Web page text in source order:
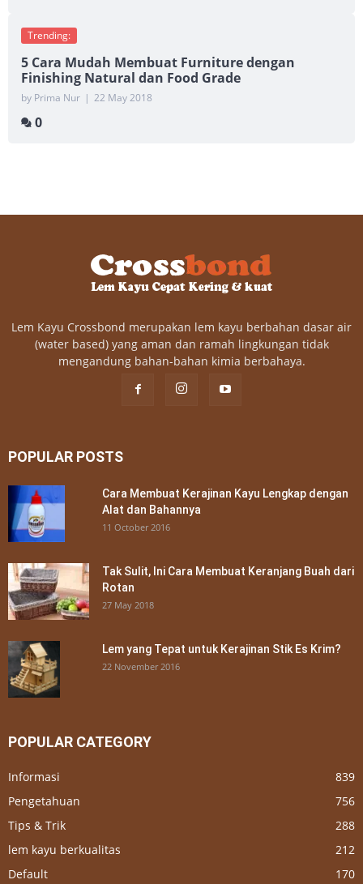
Trending:
5 Cara Mudah Membuat Furniture dengan
Finishing Natural dan Food Grade
by Prima Nur | 22 May 2018
0
Lem Kayu Crossbond merupakan lem kayu berbahan dasar air
(water based) yang aman dan ramah lingkungan tidak
mengandung bahan-bahan kimia berbahaya.
POPULAR POSTS
Cara Membuat Kerajinan Kayu Lengkap dengan
Alat dan Bahannya
11 October 2016
Tak Sulit, Ini Cara Membuat Keranjang Buah dari
Rotan
27 May 2018
Lem yang Tepat untuk Kerajinan Stik Es Krim?
22 November 2016
POPULAR CATEGORY
Informasi
839
Pengetahuan
756
Tips & Trik
288
lem kayu berkualitas
212
Default
170